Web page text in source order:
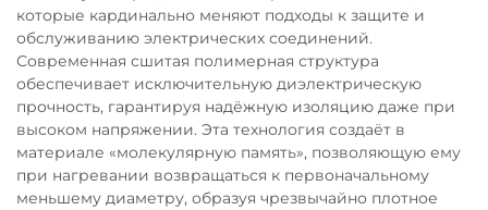
которые кардинально меняют подходы к защите и
обслуживанию электрических соединений.
Современная сшитая полимерная структура
обеспечивает исключительную диэлектрическую
прочность, гарантируя надёжную изоляцию даже при
высоком напряжении. Эта технология создаёт в
материале «молекулярную память», позволяющую ему
при нагревании возвращаться к первоначальному
меньшему диаметру, образуя чрезвычайно плотное